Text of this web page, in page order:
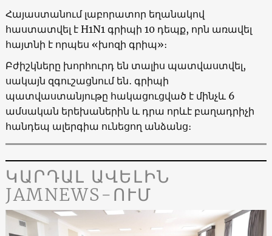
Հայաստանում լաբորատոր եղանակով
հաստատվել է H1N1 գրիպի 10 դեպք, որն առավել
հայտնի է որպես «խոզի գրիպ»։
Բժիշկները խորհուրդ են տալիս պատվաստվել,
սակայն զգուշացնում են․ գրիպի
պատվաստանյութը հակացուցված է մինչև 6
ամսական երեխաներին և դրա որևէ բաղադրիչի
հանդեպ ալերգիա ունեցող անձանց։
ԿԱՐԴԱԼ ԱՎԵԼԻՆ
JAMNEWS-ՈՒՄ